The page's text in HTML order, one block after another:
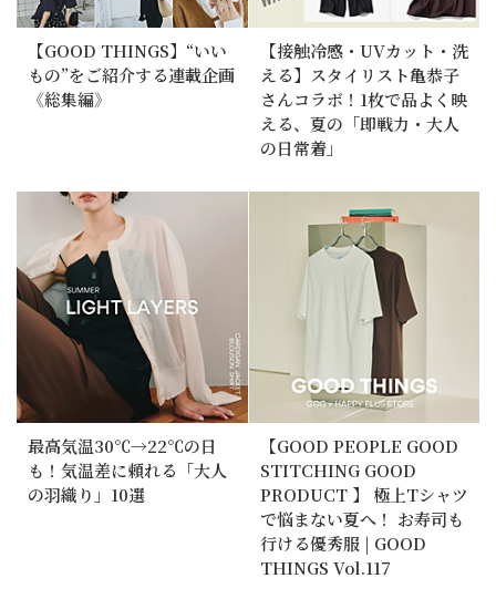
【GOOD THINGS】“いい
もの”をご紹介する連載企画
《総集編》
【接触冷感・UVカット・洗
える】スタイリスト亀恭子
さんコラボ！1枚で品よく映
える、夏の「即戦力・大人
の日常着」
最高気温30℃→22℃の日
も！気温差に頼れる「大人
の羽織り」10選
【GOOD PEOPLE GOOD
STITCHING GOOD
PRODUCT 】 極上Tシャツ
で悩まない夏へ！ お寿司も
行ける優秀服 | GOOD
THINGS Vol.117